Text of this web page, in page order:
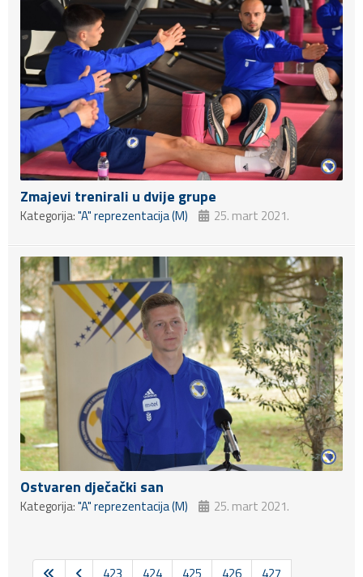
Zmajevi trenirali u dvije grupe
Kategorija:"A" reprezentacija (M) 25. mart 2021.
Ostvaren dječački san
Kategorija:"A" reprezentacija (M) 25. mart 2021.